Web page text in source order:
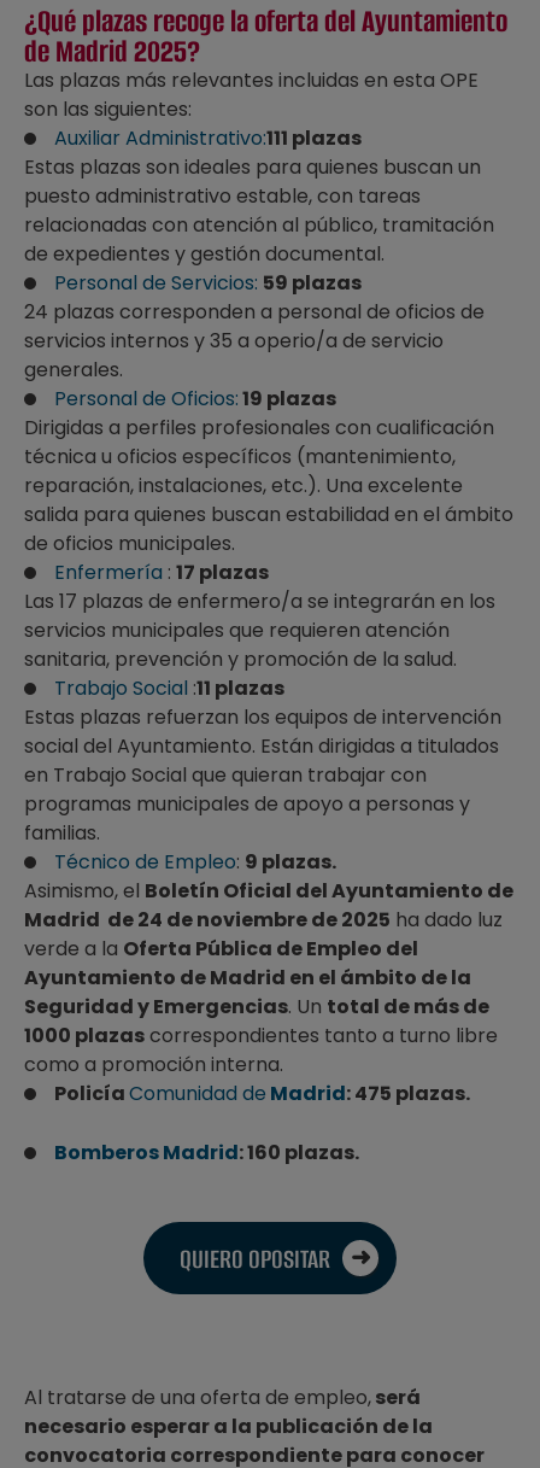
¿Qué plazas recoge la oferta del Ayuntamiento
de Madrid 2025?
Las plazas más relevantes incluidas en esta OPE
son las siguientes:
Auxiliar Administrativo:111 plazas
Estas plazas son ideales para quienes buscan un
puesto administrativo estable, con tareas
relacionadas con atención al público, tramitación
de expedientes y gestión documental.
Personal de Servicios: 59 plazas
24 plazas corresponden a personal de oficios de
servicios internos y 35 a operio/a de servicio
generales.
Personal de Oficios:19 plazas
Dirigidas a perfiles profesionales con cualificación
técnica u oficios específicos (mantenimiento,
reparación, instalaciones, etc.). Una excelente
salida para quienes buscan estabilidad en el ámbito
de oficios municipales.
Enfermería : 17 plazas
Las 17 plazas de enfermero/a se integrarán en los
servicios municipales que requieren atención
sanitaria, prevención y promoción de la salud.
Trabajo Social :11 plazas
Estas plazas refuerzan los equipos de intervención
social del Ayuntamiento. Están dirigidas a titulados
en Trabajo Social que quieran trabajar con
programas municipales de apoyo a personas y
familias.
Técnico de Empleo: 9 plazas.
Asimismo, el Boletín Oficial del Ayuntamiento de
Madrid de 24 de noviembre de 2025 ha dado luz
verde a la Oferta Pública de Empleo del
Ayuntamiento de Madrid en el ámbito de la
Seguridad y Emergencias. Un total de más de
1000 plazascorrespondientes tanto a turno libre
como a promoción interna.
PolicíaComunidad de Madrid: 475 plazas.
Bomberos Madrid: 160 plazas.
QUIERO OPOSITAR
Al tratarse de una oferta de empleo,será
necesario esperar a la publicación de la
convocatoria correspondiente para conocer